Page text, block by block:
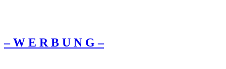
– W Ε R Β U Ν G –